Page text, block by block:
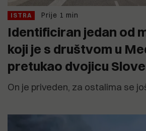
ISTRA Prije 1 min
Identificiran jedan od
koji je s društvom u
pretukao dvojicu
On je priveden, za ostalima se